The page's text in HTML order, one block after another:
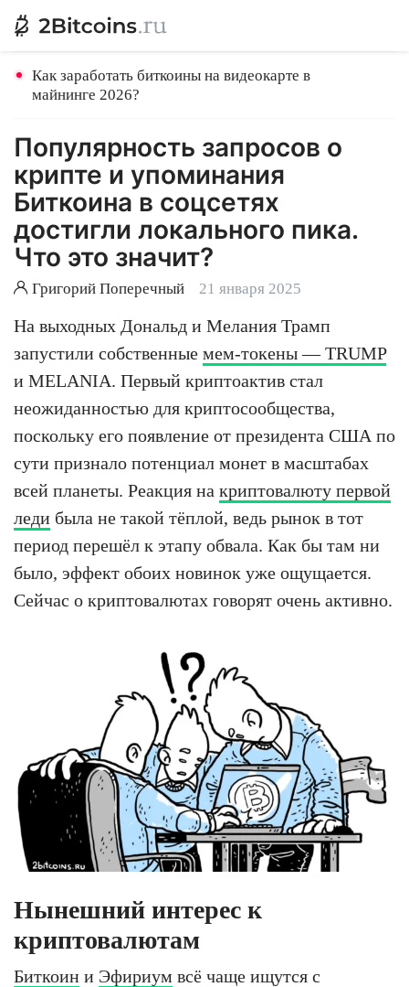
Как заработать биткоины на видеокарте в
майнинге 2026?
Популярность запросов о
крипте и упоминания
Биткоина в соцсетях
достигли локального пика.
Что это значит?
Григорий Поперечный 21 января 2025
На выходных Дональд и Мелания Трамп
запустили собственные мем-токены — TRUMP
и MELANIA. Первый криптоактив стал
неожиданностью для криптосообщества,
поскольку его появление от президента США по
сути признало потенциал монет в масштабах
всей планеты. Реакция на криптовалюту первой
леди была не такой тёплой, ведь рынок в тот
период перешёл к этапу обвала. Как бы там ни
было, эффект обоих новинок уже ощущается.
Сейчас о криптовалютах говорят очень активно.
Нынешний интерес к
криптовалютам
Биткоин и Эфириум всё чаще ищутся с